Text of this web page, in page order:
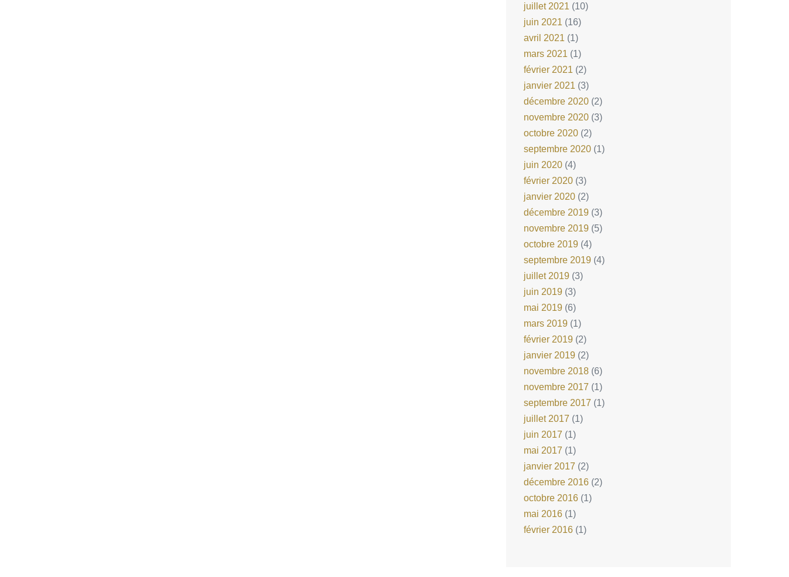
juillet 2021(10)
juin 2021(16)
avril 2021(1)
mars 2021(1)
février 2021(2)
janvier 2021(3)
décembre 2020(2)
novembre 2020(3)
octobre 2020(2)
septembre 2020(1)
juin 2020(4)
février 2020(3)
janvier 2020(2)
décembre 2019(3)
novembre 2019(5)
octobre 2019(4)
septembre 2019(4)
juillet 2019(3)
juin 2019(3)
mai 2019(6)
mars 2019(1)
février 2019(2)
janvier 2019(2)
novembre 2018(6)
novembre 2017 (1)
septembre 2017 (1)
juillet 2017 (1)
juin 2017 (1)
mai 2017 (1)
janvier 2017 (2)
décembre 2016(2)
octobre 2016(1)
mai 2016(1)
février 2016(1)